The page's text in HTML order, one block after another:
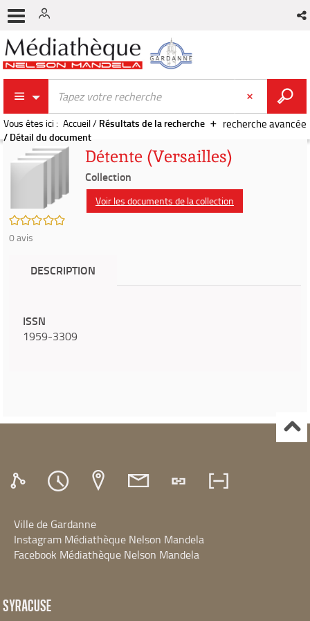
recherche avancée
Vous êtes ici : Accueil/ Résultats de la recherche
/ Détail du document
/5
0avis
Détente (Versailles)
Collection
Voir les documents de la collection
DESCRIPTION
ISSN
1959-3309
Ville de Gardanne
Instagram Médiathèque Nelson Mandela
Facebook Médiathèque Nelson Mandela
SYRACUSE